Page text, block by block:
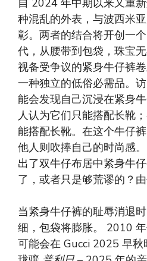
自 2024 年中期以来又重
种混乱的外表，与波西米
彰。两者的结合将开创一
代，从腰带到包袋，珠宝
视备受争议的紧身牛仔裤
一种独立的低俗必需品。
能会发现自己沉浸在紧身
人认为它们只能搭配长靴
能搭配长靴。在这个牛仔
他人则吹捧自己的时尚感
出了双牛仔布居中紧身牛
了，或者只是够荒谬的？由
当紧身牛仔裤的耻辱消退
细，包袋将膨胀。 2010
可能会在 Gucci 2025 早秋